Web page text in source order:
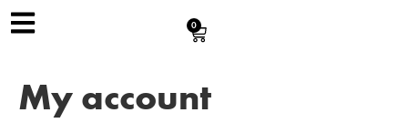
0
My account